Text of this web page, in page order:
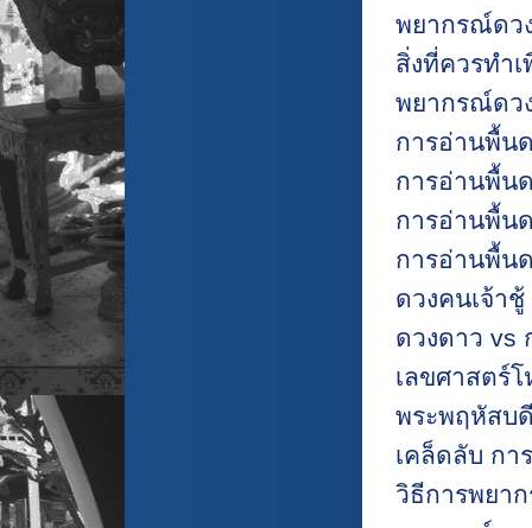
พยากรณ์ดว
สิ่งที่ควรทำ
พยากรณ์ดว
การอ่านพื้น
การอ่านพื้น
การอ่านพื้น
การอ่านพื้น
ดวงคนเจ้า
ดวงดาว vs
เลขศาสตร์
พระพฤหัสบ
เคล็ดลับ กา
วิธีการพยา